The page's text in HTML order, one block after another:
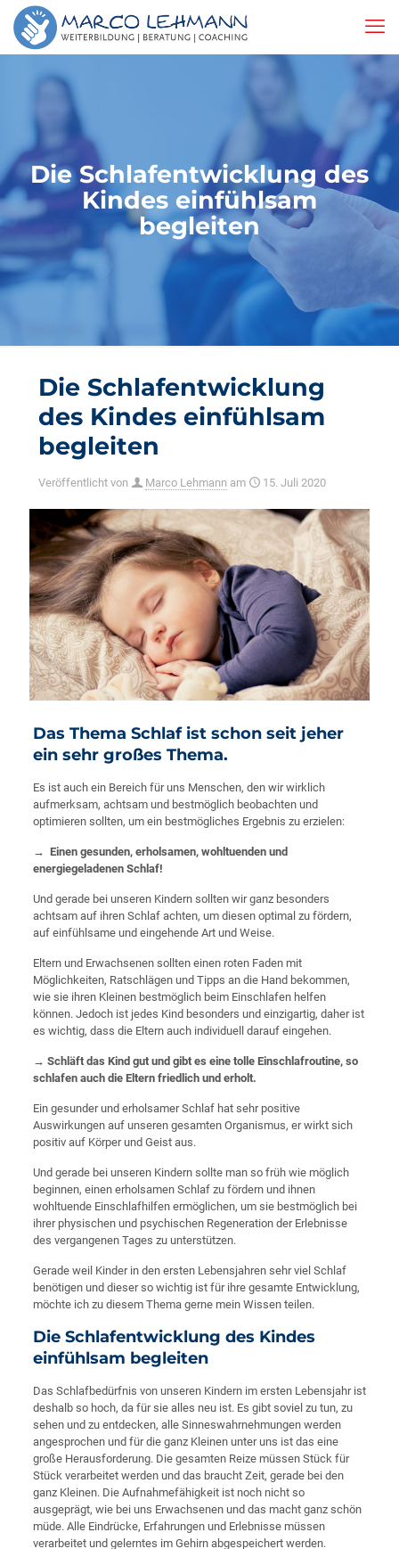
Die Schlafentwicklung des
Kindes einfühlsam
begleiten
Die Schlafentwicklung
des Kindes einfühlsam
begleiten
Veröffentlicht von Marco Lehmann am 15. Juli 2020
Das Thema Schlaf ist schon seit jeher
ein sehr großes Thema.
Es ist auch ein Bereich für uns Menschen, den wir wirklich
aufmerksam, achtsam und bestmöglich beobachten und
optimieren sollten, um ein bestmögliches Ergebnis zu erzielen:
→ Einen gesunden, erholsamen, wohltuenden und
energiegeladenen Schlaf!
Und gerade bei unseren Kindern sollten wir ganz besonders
achtsam auf ihren Schlaf achten, um diesen optimal zu fördern,
auf einfühlsame und eingehende Art und Weise.
Eltern und Erwachsenen sollten einen roten Faden mit
Möglichkeiten, Ratschlägen und Tipps an die Hand bekommen,
wie sie ihren Kleinen bestmöglich beim Einschlafen helfen
können. Jedoch ist jedes Kind besonders und einzigartig, daher ist
es wichtig, dass die Eltern auch individuell darauf eingehen.
→ Schläft das Kind gut und gibt es eine tolle Einschlafroutine, so
schlafen auch die Eltern friedlich und erholt.
Ein gesunder und erholsamer Schlaf hat sehr positive
Auswirkungen auf unseren gesamten Organismus, er wirkt sich
positiv auf Körper und Geist aus.
Und gerade bei unseren Kindern sollte man so früh wie möglich
beginnen, einen erholsamen Schlaf zu fördern und ihnen
wohltuende Einschlafhilfen ermöglichen, um sie bestmöglich bei
ihrer physischen und psychischen Regeneration der Erlebnisse
des vergangenen Tages zu unterstützen.
Gerade weil Kinder in den ersten Lebensjahren sehr viel Schlaf
benötigen und dieser so wichtig ist für ihre gesamte Entwicklung,
möchte ich zu diesem Thema gerne mein Wissen teilen.
Die Schlafentwicklung des Kindes
einfühlsam begleiten
Das Schlafbedürfnis von unseren Kindern im ersten Lebensjahr ist
deshalb so hoch, da für sie alles neu ist. Es gibt soviel zu tun, zu
sehen und zu entdecken, alle Sinneswahrnehmungen werden
angesprochen und für die ganz Kleinen unter uns ist das eine
große Herausforderung. Die gesamten Reize müssen Stück für
Stück verarbeitet werden und das braucht Zeit, gerade bei den
ganz Kleinen. Die Aufnahmefähigkeit ist noch nicht so
ausgeprägt, wie bei uns Erwachsenen und das macht ganz schön
müde. Alle Eindrücke, Erfahrungen und Erlebnisse müssen
verarbeitet und gelerntes im Gehirn abgespeichert werden.